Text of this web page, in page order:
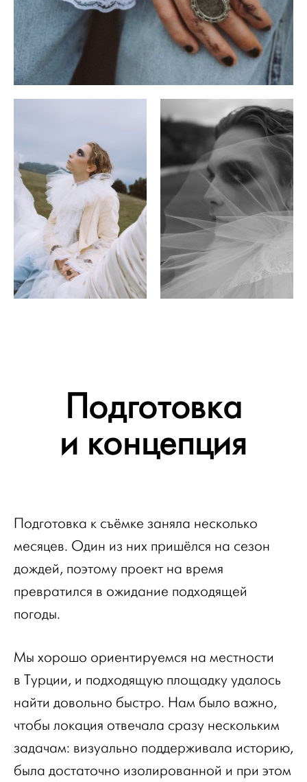
Подготовка
и концепция
Подготовка к съёмке заняла несколько
месяцев. Один из них пришёлся на сезон
дождей, поэтому проект на время
превратился в ожидание подходящей
погоды.
Мы хорошо ориентируемся на местности
в Турции, и подходящую площадку удалось
найти довольно быстро. Нам было важно,
чтобы локация отвечала сразу нескольким
задачам: визуально поддерживала историю,
была достаточно изолированной и при этом